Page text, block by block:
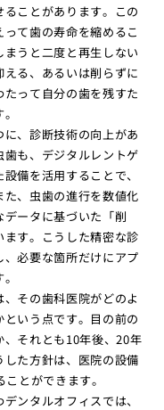
ことがあります。この
て歯の寿命を縮めるこ
うと二度と再生しない
る、あるいは削らずに
って自分の歯を残すた
、診断技術の向上があ
も、デジタルレントゲ
備を活用することで、
、虫歯の進行を数値化
ータに基づいた「削
す。こうした精密な診
必要な箇所だけにアプ
その歯科医院がどのよ
いう点です。目の前の
それとも10年後、20年
た方針は、医院の設備
とができます。
ンタルオフィスでは、